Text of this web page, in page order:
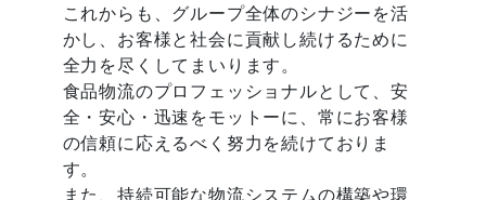
これからも、グループ全体のシナジーを活
かし、お客様と社会に貢献し続けるために
全力を尽くしてまいります。
食品物流のプロフェッショナルとして、安
全・安心・迅速をモットーに、常にお客様
の信頼に応えるべく努力を続けておりま
す。
また、持続可能な物流システムの構築や環